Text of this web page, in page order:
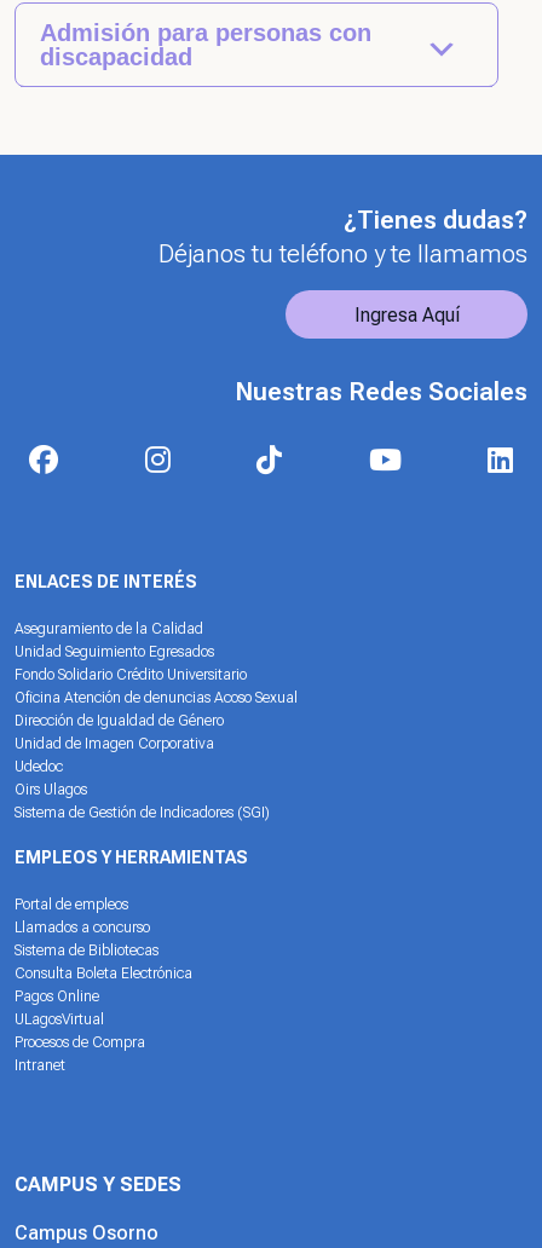
Admisión para personas con
discapacidad
ENLACES DE INTERÉS
Aseguramiento de la Calidad
Unidad Seguimiento Egresados
Fondo Solidario Crédito Universitario
Oficina Atención de denuncias Acoso Sexual
Dirección de Igualdad de Género
Unidad de Imagen Corporativa
Udedoc
Oirs Ulagos
Sistema de Gestión de Indicadores (SGI)
EMPLEOS Y HERRAMIENTAS
Portal de empleos
Llamados a concurso
Sistema de Bibliotecas
Consulta Boleta Electrónica
Pagos Online
ULagosVirtual
Procesos de Compra
Intranet
CAMPUS Y SEDES
Campus Osorno
¿Tienes dudas?
Déjanos tu teléfono y te llamamos
Ingresa Aquí
Nuestras Redes Sociales